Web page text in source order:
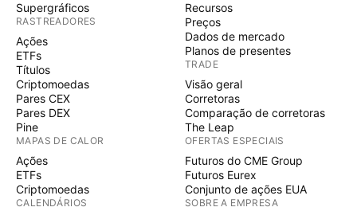
Supergráficos
RASTREADORES
Ações
ETFs
Títulos
Criptomoedas
Pares CEX
Pares DEX
Pine
MAPAS DE CALOR
Ações
ETFs
Criptomoedas
CALENDÁRIOS
Recursos
Preços
Dados de mercado
Planos de presentes
TRADE
Visão geral
Corretoras
Comparação de corretoras
The Leap
OFERTAS ESPECIAIS
Futuros do CME Group
Futuros Eurex
Conjunto de ações EUA
SOBRE A EMPRESA